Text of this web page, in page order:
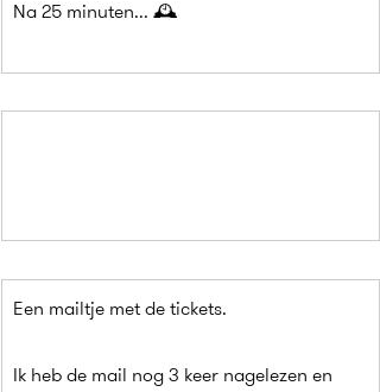
Na 25 minuten... 🕰️
Een mailtje met de tickets.
Ik heb de mail nog 3 keer nagelezen en